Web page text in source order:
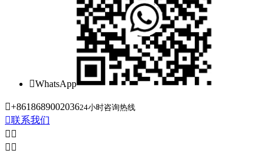
WhatsApp
+861868900203624小时咨询热线
联系我们
 
 